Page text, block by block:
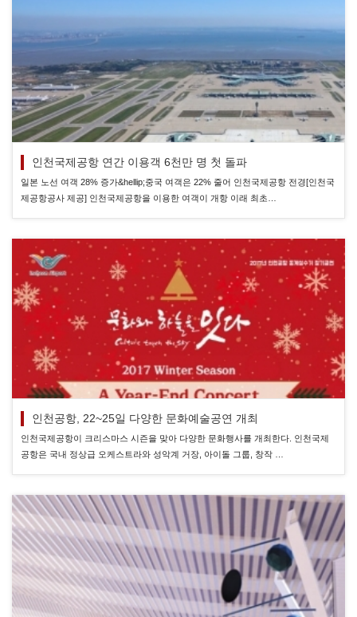
인천국제공항 연간 이용객 6천만 명 첫 돌파
일본 노선 여객 28% 증가&hellip;중국 여객은 22% 줄어 인천국제공항 전경[인천국
제공항공사 제공] 인천국제공항을 이용한 여객이 개항 이래 최초…
인천공항, 22~25일 다양한 문화예술공연 개최
인천국제공항이 크리스마스 시즌을 맞아 다양한 문화행사를 개최한다. 인천국제
공항은 국내 정상급 오케스트라와 성악계 거장, 아이돌 그룹, 창작 …